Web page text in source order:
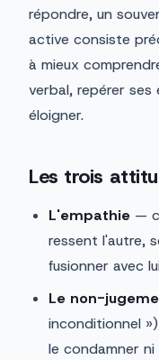
répondre, un
active consiste
à mieux
verbal, repérer
éloigner.
Les trois
L'empathie —
ressent l'autre,
fusionner avec
Le non-
inconditionnel
le condamner ni